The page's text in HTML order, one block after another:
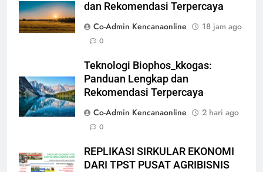
dan Rekomendasi Terpercaya
Co-Admin Kencanaonline
18 jam ago
0
Teknologi Biophos_kkogas:
Panduan Lengkap dan
Rekomendasi Terpercaya
Co-Admin Kencanaonline
2 hari ago
0
REPLIKASI SIRKULAR EKONOMI
DARI TPST PUSAT AGRIBISNIS